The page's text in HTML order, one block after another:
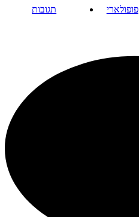
פופולארי תגובות